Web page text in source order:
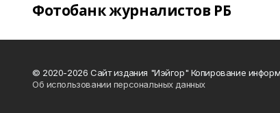
Фотобанк журналистов РБ
© 2020-2026 Сайт издания "Иэйгор" Копирование
Об использовании персональных данных